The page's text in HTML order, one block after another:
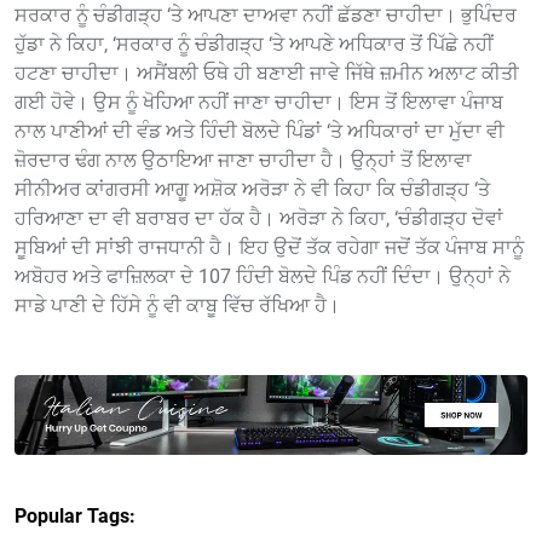
ਸਰਕਾਰ ਨੂੰ ਚੰਡੀਗੜ੍ਹ ‘ਤੇ ਆਪਣਾ ਦਾਅਵਾ ਨਹੀਂ ਛੱਡਣਾ ਚਾਹੀਦਾ। ਭੁਪਿੰਦਰ
ਹੁੱਡਾ ਨੇ ਕਿਹਾ, ‘ਸਰਕਾਰ ਨੂੰ ਚੰਡੀਗੜ੍ਹ ‘ਤੇ ਆਪਣੇ ਅਧਿਕਾਰ ਤੋਂ ਪਿੱਛੇ ਨਹੀਂ
ਹਟਣਾ ਚਾਹੀਦਾ। ਅਸੈਂਬਲੀ ਓਥੇ ਹੀ ਬਣਾਈ ਜਾਵੇ ਜਿੱਥੇ ਜ਼ਮੀਨ ਅਲਾਟ ਕੀਤੀ
ਗਈ ਹੋਵੇ। ਉਸ ਨੂੰ ਖੋਹਿਆ ਨਹੀਂ ਜਾਣਾ ਚਾਹੀਦਾ। ਇਸ ਤੋਂ ਇਲਾਵਾ ਪੰਜਾਬ
ਨਾਲ ਪਾਣੀਆਂ ਦੀ ਵੰਡ ਅਤੇ ਹਿੰਦੀ ਬੋਲਦੇ ਪਿੰਡਾਂ ‘ਤੇ ਅਧਿਕਾਰਾਂ ਦਾ ਮੁੱਦਾ ਵੀ
ਜ਼ੋਰਦਾਰ ਢੰਗ ਨਾਲ ਉਠਾਇਆ ਜਾਣਾ ਚਾਹੀਦਾ ਹੈ। ਉਨ੍ਹਾਂ ਤੋਂ ਇਲਾਵਾ
ਸੀਨੀਅਰ ਕਾਂਗਰਸੀ ਆਗੂ ਅਸ਼ੋਕ ਅਰੋੜਾ ਨੇ ਵੀ ਕਿਹਾ ਕਿ ਚੰਡੀਗੜ੍ਹ ‘ਤੇ
ਹਰਿਆਣਾ ਦਾ ਵੀ ਬਰਾਬਰ ਦਾ ਹੱਕ ਹੈ। ਅਰੋੜਾ ਨੇ ਕਿਹਾ, ‘ਚੰਡੀਗੜ੍ਹ ਦੋਵਾਂ
ਸੂਬਿਆਂ ਦੀ ਸਾਂਝੀ ਰਾਜਧਾਨੀ ਹੈ। ਇਹ ਉਦੋਂ ਤੱਕ ਰਹੇਗਾ ਜਦੋਂ ਤੱਕ ਪੰਜਾਬ ਸਾਨੂੰ
ਅਬੋਹਰ ਅਤੇ ਫਾਜ਼ਿਲਕਾ ਦੇ 107 ਹਿੰਦੀ ਬੋਲਦੇ ਪਿੰਡ ਨਹੀਂ ਦਿੰਦਾ। ਉਨ੍ਹਾਂ ਨੇ
ਸਾਡੇ ਪਾਣੀ ਦੇ ਹਿੱਸੇ ਨੂੰ ਵੀ ਕਾਬੂ ਵਿੱਚ ਰੱਖਿਆ ਹੈ।
Popular Tags: